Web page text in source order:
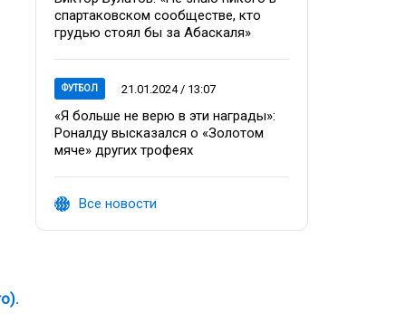
спартаковском сообществе, кто
грудью стоял бы за Абаскаля»
ФУТБОЛ 21.01.2024 / 13:07
«Я больше не верю в эти награды»:
Роналду высказался о «Золотом
мяче» других трофеях
Все новости